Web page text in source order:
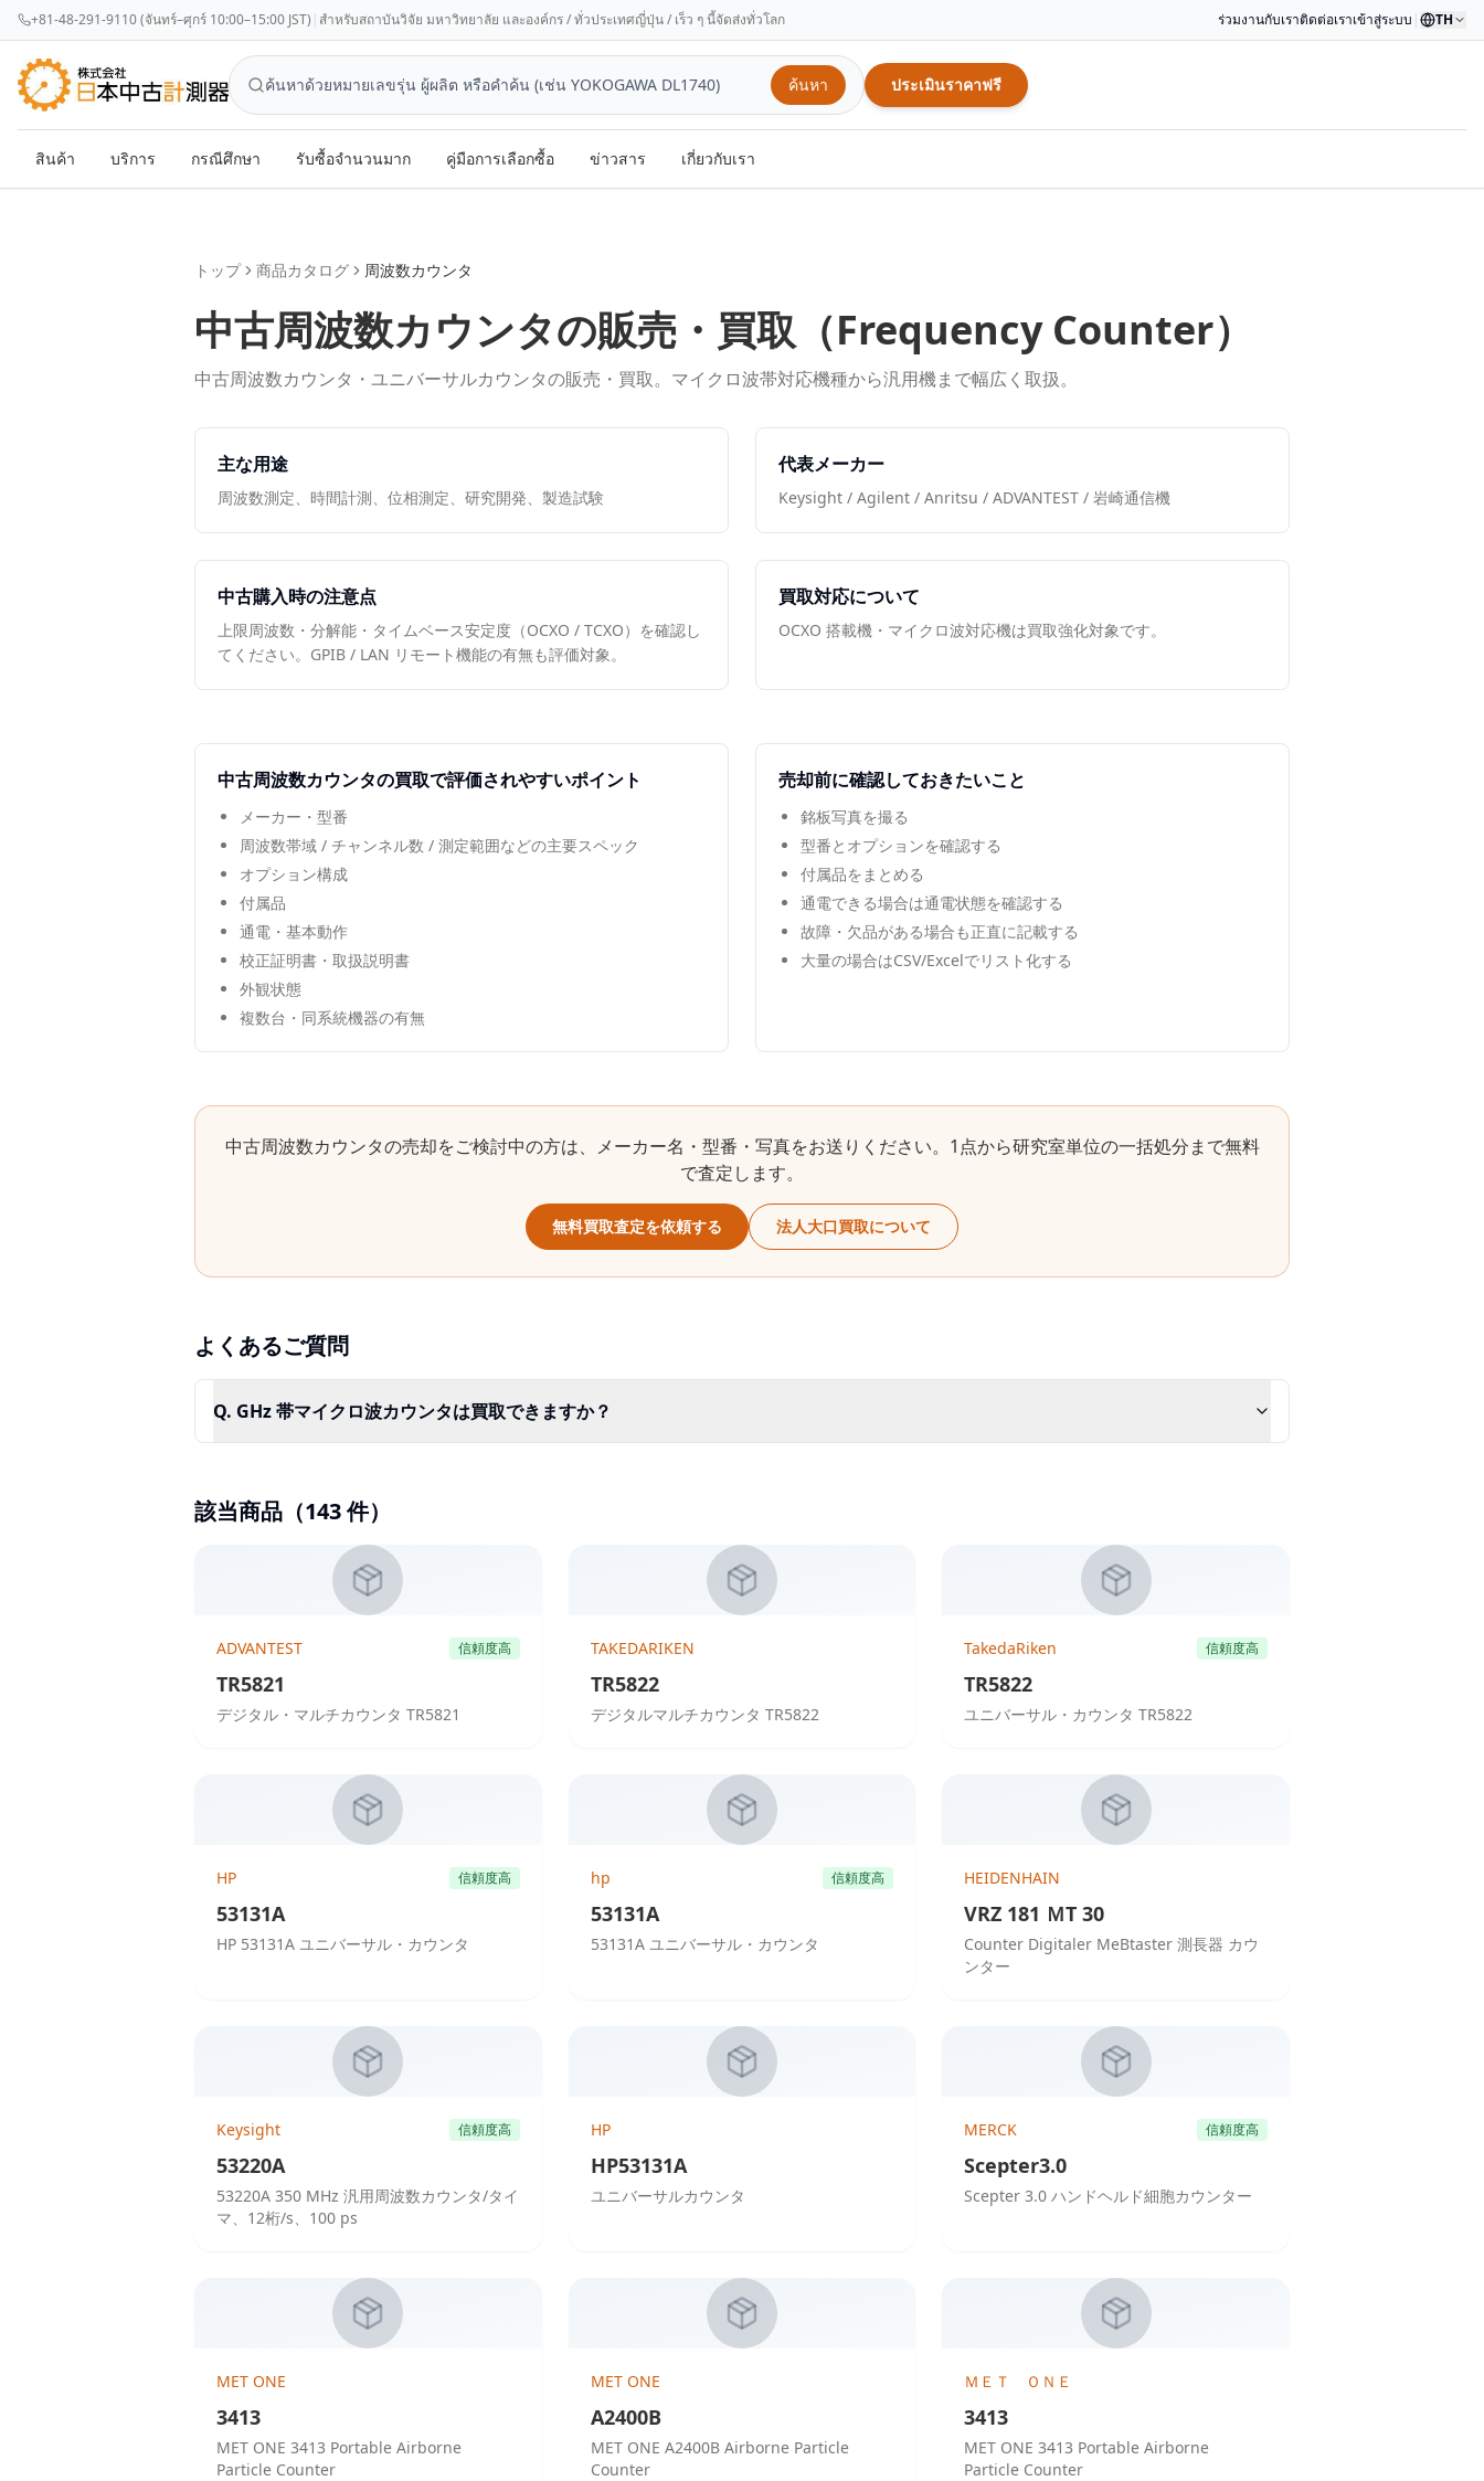
+81-48-291-9110 (จันทร์–ศุกร์ 10:00–15:00 JST) | สำหรับสถาบันวิจัย มหาวิทยาลัย และองค์กร / ทั่วประเทศญี่ปุ่น / เร็ว ๆ นี้จัดส่งทั่วโลก ร่วมงานกับเราติดต่อเราเข้าสู่ระบบ | TH
ค้นหา ประเมินราคาฟรี
สินค้า บริการ กรณีศึกษา รับซื้อจำนวนมาก คู่มือการเลือกซื้อ ข่าวสาร เกี่ยวกับเรา
トップ 商品カタログ 周波数カウンタ
中古周波数カウンタの販売・買取（Frequency Counter）
中古周波数カウンタ・ユニバーサルカウンタの販売・買取。マイクロ波帯対応機種から汎用機まで幅広く取扱。
主な用途
周波数測定、時間計測、位相測定、研究開発、製造試験
代表メーカー
Keysight / Agilent / Anritsu / ADVANTEST / 岩崎通信機
中古購入時の注意点
上限周波数・分解能・タイムベース安定度（OCXO / TCXO）を確認し
てください。GPIB / LAN リモート機能の有無も評価対象。
買取対応について
OCXO 搭載機・マイクロ波対応機は買取強化対象です。
中古周波数カウンタの買取で評価されやすいポイント
メーカー・型番
周波数帯域 / チャンネル数 / 測定範囲などの主要スペック
オプション構成
付属品
通電・基本動作
校正証明書・取扱説明書
外観状態
複数台・同系統機器の有無
売却前に確認しておきたいこと
銘板写真を撮る
型番とオプションを確認する
付属品をまとめる
通電できる場合は通電状態を確認する
故障・欠品がある場合も正直に記載する
大量の場合はCSV/Excelでリスト化する
中古周波数カウンタの売却をご検討中の方は、メーカー名・型番・写真をお送りください。1点から研究室単位の一括処分まで無料
で査定します。
無料買取査定を依頼する 法人大口買取について
よくあるご質問
Q. GHz 帯マイクロ波カウンタは買取できますか？
該当商品（143件）
ADVANTEST 信頼度高
TR5821
デジタル・マルチカウンタ TR5821
TAKEDARIKEN
TR5822
デジタルマルチカウンタ TR5822
TakedaRiken 信頼度高
TR5822
ユニバーサル・カウンタ TR5822
HP 信頼度高
53131A
HP 53131A ユニバーサル・カウンタ
hp 信頼度高
53131A
53131A ユニバーサル・カウンタ
HEIDENHAIN
VRZ 181 ＭT 30
Counter Digitaler MeBtaster 測長器 カウ
ンター
Keysight 信頼度高
53220A
53220A 350 MHz 汎用周波数カウンタ/タイ
マ、12桁/s、100 ps
HP
HP53131A
ユニバーサルカウンタ
MERCK 信頼度高
Scepter3.0
Scepter 3.0 ハンドヘルド細胞カウンター
MET ONE
3413
MET ONE 3413 Portable Airborne
Particle Counter
MET ONE
A2400B
MET ONE A2400B Airborne Particle
Counter
ＭＥＴ ＯＮＥ
3413
MET ONE 3413 Portable Airborne
Particle Counter